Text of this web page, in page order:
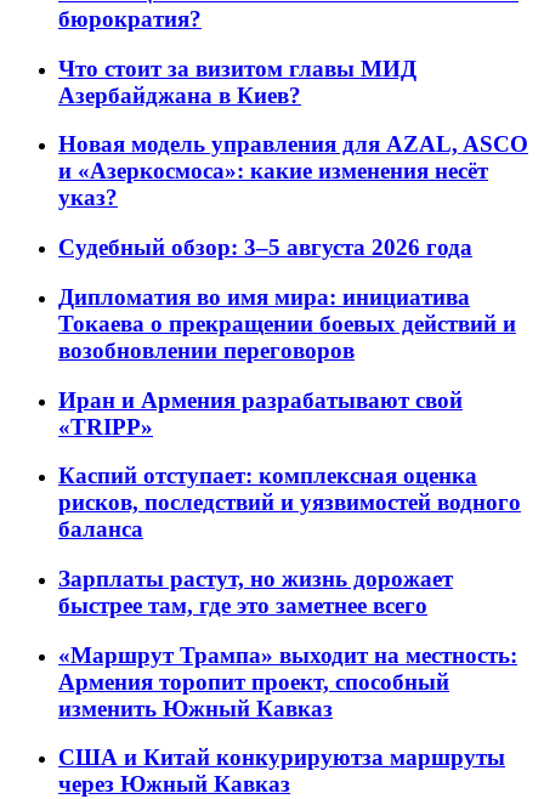
бюрократия?
Что стоит за визитом главы МИД
Азербайджана в Киев?
Новая модель управления для AZAL, ASCO
и «Азеркосмоса»: какие изменения несёт
указ?
Судебный обзор: 3–5 августа 2026 года
Дипломатия во имя мира: инициатива
Токаева о прекращении боевых действий и
возобновлении переговоров
Иран и Армения разрабатывают свой
«TRIPP»
Каспий отступает: комплексная оценка
рисков, последствий и уязвимостей водного
баланса
Зарплаты растут, но жизнь дорожает
быстрее там, где это заметнее всего
«Маршрут Трампа» выходит на местность:
Армения торопит проект, способный
изменить Южный Кавказ
США и Китай конкурируютза маршруты
через Южный Кавказ